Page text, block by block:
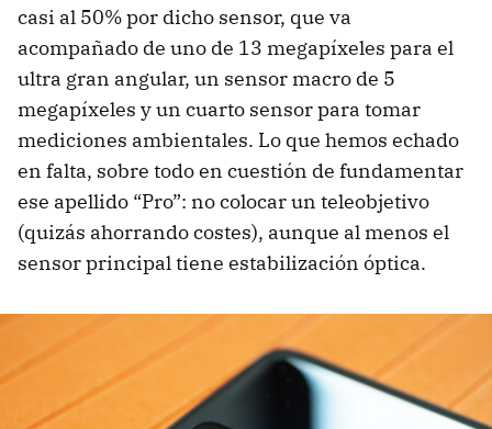
casi al 50% por dicho sensor, que va
acompañado de uno de 13 megapíxeles para el
ultra gran angular, un sensor macro de 5
megapíxeles y un cuarto sensor para tomar
mediciones ambientales. Lo que hemos echado
en falta, sobre todo en cuestión de fundamentar
ese apellido “Pro”: no colocar un teleobjetivo
(quizás ahorrando costes), aunque al menos el
sensor principal tiene estabilización óptica.